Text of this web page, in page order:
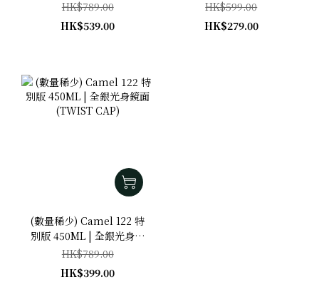
面 (TWIST CAP)
HK$789.00
HK$539.00
CAP)
HK$599.00
HK$279.00
(數量稀少) Camel 122 特
別版 450ML | 全銀光身鏡
面 (TWIST CAP)
HK$789.00
HK$399.00